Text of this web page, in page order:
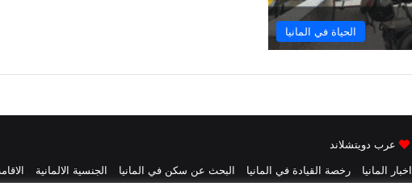
الحياة في المانيا
عرب دويتشلاند
اخبار المانيا رخصة القيادة في المانيا البحث عن سكن في المانيا الجنسية الالمانية